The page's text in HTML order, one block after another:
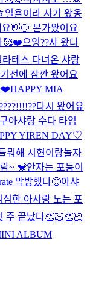
일욜이라 샤가 왔옹
👋🏻 본가왔어요
🥰❤️으잉??샤 왔다
라테스 다녀온 샤랑
전에 잠깐 왔어요
❤️HAPPY MIA
다시 왔어유
아샤랑 수다 타임
YIREN DAY♡
뭐해 시현이랑놀자
~ 🐒안자는 포듕이
막방했다🥺아샤
심한 아샤랑 노는 포
주 끝났다👏🏻👏🏻
ALBUM